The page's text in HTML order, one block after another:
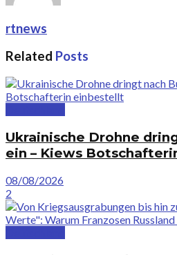
rtnews
Related Posts
Ukrainische Drohne
ein – Kiews
08/08/2026
2